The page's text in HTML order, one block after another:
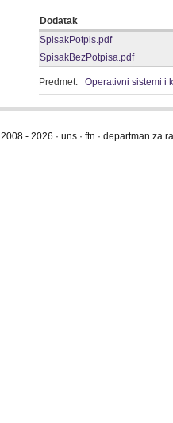
Dodatak
SpisakPotpis.pdf
SpisakBezPotpisa.pdf
Predmet: Operativni sistemi i
2008 - 2026 · uns · ftn · departman za